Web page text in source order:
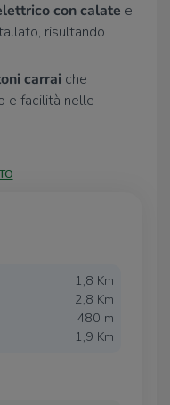
con calate e
risultando
carrai che
e facilità nelle
di ampi
1,8 Km
2,8 Km
480 m
1,9 Km